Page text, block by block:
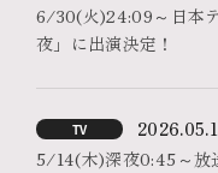
6/30(火)24:09～日本
夜」に出演決定！
TV
5/14(木)深夜0:45～放